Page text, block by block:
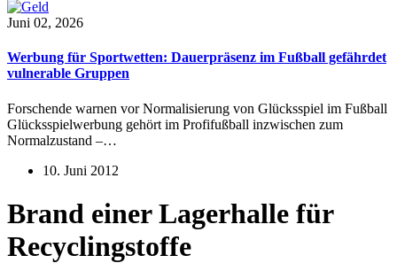
Juni 02, 2026
Werbung für Sportwetten: Dauerpräsenz im Fußball gefährdet
vulnerable Gruppen
Forschende warnen vor Normalisierung von Glücksspiel im Fußball
Glücksspielwerbung gehört im Profifußball inzwischen zum
Normalzustand –…
10. Juni 2012
Brand einer Lagerhalle für
Recyclingstoffe